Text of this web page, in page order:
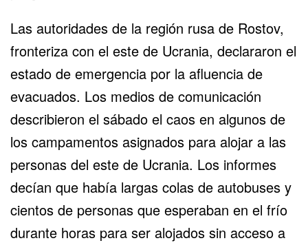
Las autoridades de la región rusa de Rostov,
fronteriza con el este de Ucrania, declararon el
estado de emergencia por la afluencia de
evacuados. Los medios de comunicación
describieron el sábado el caos en algunos de
los campamentos asignados para alojar a las
personas del este de Ucrania. Los informes
decían que había largas colas de autobuses y
cientos de personas que esperaban en el frío
durante horas para ser alojados sin acceso a